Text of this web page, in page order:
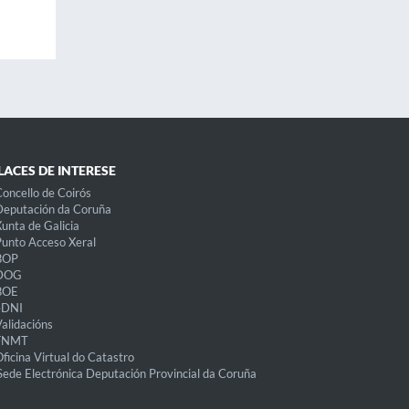
DE INTERESE
de Coirós
da Coruña
de Galicia
Acceso Xeral
Virtual do Catastro
Electrónica Deputación Provincial da Coruña